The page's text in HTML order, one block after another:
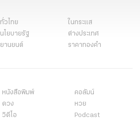
ทั่วไทย
ในกระแส
นโยบายรัฐ
ต่างประเทศ
ยานยนต์
ราคาทองคำ
หนังสือพิมพ์
คอลัมน์
ดวง
หวย
วิดีโอ
Podcast